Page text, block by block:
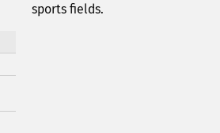
sports fields.